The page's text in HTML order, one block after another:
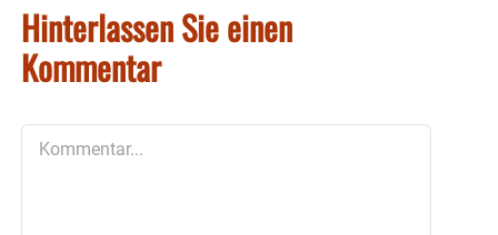
Hinterlassen Sie einen
Kommentar